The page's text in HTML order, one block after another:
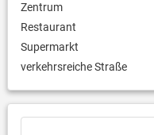
Zentrum
Restaurant
Supermarkt
verkehrsreiche Straße